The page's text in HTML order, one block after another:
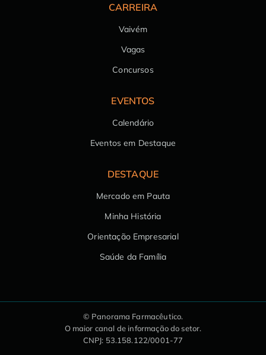
CARREIRA
Vaivém
Vagas
Concursos
EVENTOS
Calendário
Eventos em Destaque
DESTAQUE
Mercado em Pauta
Minha História
Orientação Empresarial
Saúde da Família
© Panorama Farmacêutico.
O maior canal de informação do setor.
CNPJ: 53.158.122/0001-77